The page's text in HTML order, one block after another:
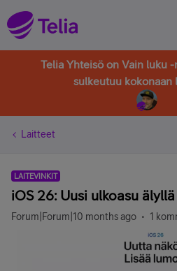
Telia Yhteisö on Vain luku
sulkeutuu kokonaan
Laitteet
LAITEVINKIT
iOS 26: Uusi ulkoasu
Forum|Forum|10 months ago 1